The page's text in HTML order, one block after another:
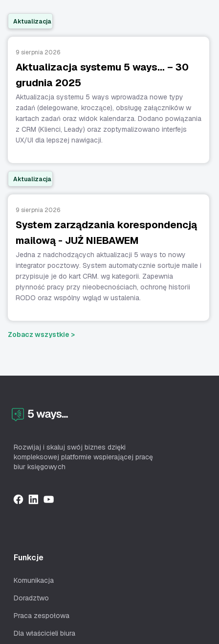
Aktualizacja
9 sierpnia 2026
Aktualizacja systemu 5 ways… – 30
grudnia 2025
Aktualizacja systemu 5 ways wprowadza nowe typy
zadań (delegowane, kroczące), obsługę załączników w
kartach zadań oraz widok kalendarza. Dodano powiązania
z CRM (Klienci, Leady) oraz zoptymalizowano interfejs
UX/UI dla lepszej nawigacji.
Aktualizacja
9 sierpnia 2026
System zarządzania korespondencją
mailową - JUŻ NIEBAWEM
Jedna z nadchodzących aktualizacji 5 ways to nowy
integrator pocztowy. System automatycznie sortuje maile i
przypisuje je do kart CRM. wg kategorii. Zapewnia
płynność pracy przy nieobecnościach, ochronę historii
RODO oraz wspólny wgląd w ustalenia.
Zobacz wszystkie >
Rozwijaj i skaluj swój biznes dzięki
kompleksowej platformie wspierającej pracę
biur księgowych
Funkcje
Komunikacja
Doradztwo
Praca zespołowa
Dla właścicieli biura